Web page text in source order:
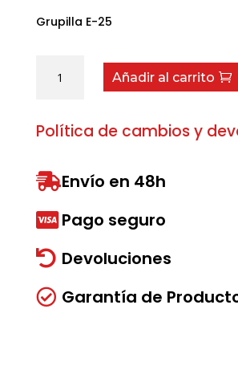
Grupilla E-25
Añadir al carrito
Política de cambios y
Envío en 48h
 Pago seguro
 Devoluciones
 Garantía de